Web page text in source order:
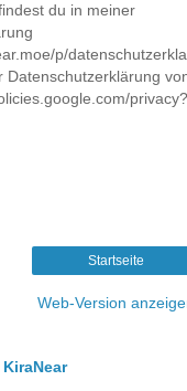
du in meiner
p/
Datenschutzerklärung
privacy?
Startseite
Web-Version
KiraNear